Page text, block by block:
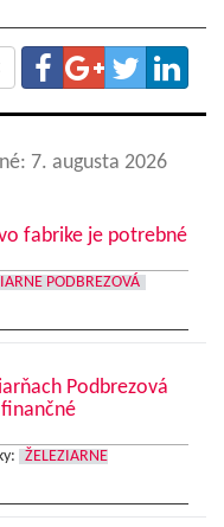
7. augusta 2026
fabrike je potrebné
PODBREZOVÁ
Podbrezová
ŽELEZIARNE